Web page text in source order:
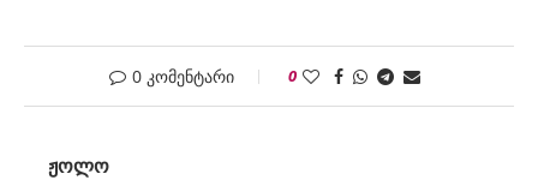
0 კომენტარი 0
ᲟᲝᲚᲝ